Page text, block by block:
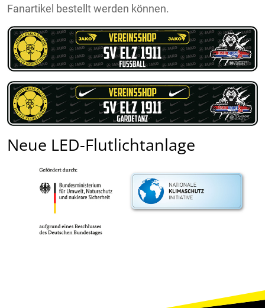
Fanartikel bestellt werden können.
Neue LED-Flutlichtanlage